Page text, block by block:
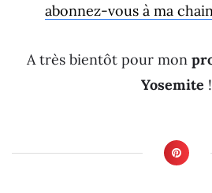
abonnez-vous à ma
A très bientôt pour mon
Yosemite !